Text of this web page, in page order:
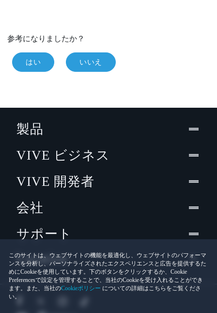
参考になりましたか？
はい いいえ
このサイトは、ウェブサイトの機能を最適化し、ウェブサイトのパフォーマ
ンスを分析し、パーソナライズされたエクスペリエンスと広告を提供するた
めにCookieを使用しています。下のボタンをクリックするか、Cookie
Preferencesで設定を管理することで、当社のCookieを受け入れることができ
ます。また、当社のCookieポリシー についての詳細はこちらをご覧くださ
い。
製品
VIVE ビジネス
VIVE 開発者
会社
サポート
Location